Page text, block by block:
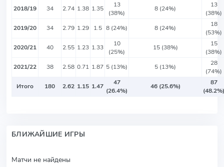
2018/19
34 2.74 1.38 1.35
13
(38%)
8 (24%)
13
(38%)
2019/20
34 2.79 1.29 1.5 8 (24%) 8 (24%)
18
(53%)
2020/21
40 2.55 1.23 1.33
10
(25%)
15 (38%)
15
(38%)
2021/22
38 2.58 0.71 1.87 5 (13%) 5 (13%)
28
(74%)
Итого
180 2.62 1.15 1.47
47
(26.4%)
46 (25.6%)
87
(48.2%)
БЛИЖАЙШИЕ ИГРЫ
Матчи не найдены